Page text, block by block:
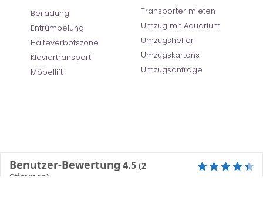
Beiladung
Entrümpelung
Halteverbotszone
Klaviertransport
Möbellift
Transporter mieten
Umzug mit Aquarium
Umzugshelfer
Umzugskartons
Umzugsanfrage
Benutzer-Bewertung 4.5 (2
Stimmen)